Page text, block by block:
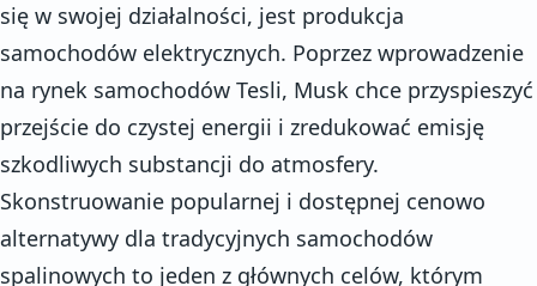
się w swojej działalności, jest produkcja
samochodów elektrycznych. Poprzez wprowadzenie
na rynek samochodów Tesli, Musk chce przyspieszyć
przejście do czystej energii i zredukować emisję
szkodliwych substancji do atmosfery.
Skonstruowanie popularnej i dostępnej cenowo
alternatywy dla tradycyjnych samochodów
spalinowych to jeden z głównych celów, którym